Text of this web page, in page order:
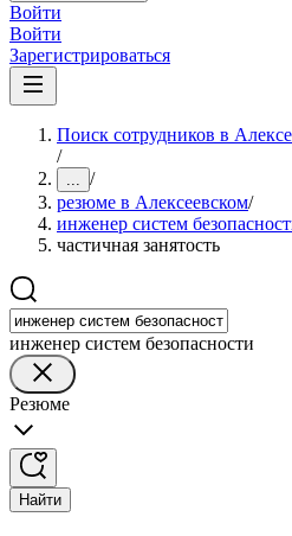
Войти
Войти
Зарегистрироваться
Поиск сотрудников в
/
... /
резюме в Алексеевском/
инженер систем
частичная занятость
инженер систем безопасности
Резюме
Найти